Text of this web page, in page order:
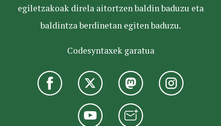
egiletzakoak direla aitortzen baldin baduzu eta
baldintza berdinetan egiten baduzu.
Codesyntaxek garatua